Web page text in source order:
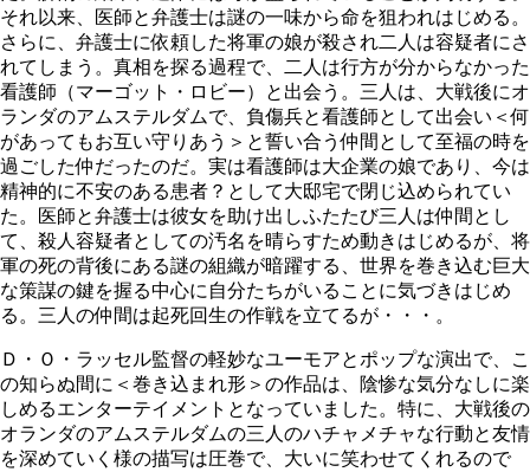
それ以来、医師と弁護士は謎の一味から命を狙われはじめる。
さらに、弁護士に依頼した将軍の娘が殺され二人は容疑者にさ
れてしまう。真相を探る過程で、二人は行方が分からなかった
看護師（マーゴット・ロビー）と出会う。三人は、大戦後にオ
ランダのアムステルダムで、負傷兵と看護師として出会い＜何
があってもお互い守りあう＞と誓い合う仲間として至福の時を
過ごした仲だったのだ。実は看護師は大企業の娘であり、今は
精神的に不安のある患者？として大邸宅で閉じ込められてい
た。医師と弁護士は彼女を助け出しふたたび三人は仲間とし
て、殺人容疑者としての汚名を晴らすため動きはじめるが、将
軍の死の背後にある謎の組織が暗躍する、世界を巻き込む巨大
な策謀の鍵を握る中心に自分たちがいることに気づきはじめ
る。三人の仲間は起死回生の作戦を立てるが・・・。
Ｄ・Ｏ・ラッセル監督の軽妙なユーモアとポップな演出で、こ
の知らぬ間に＜巻き込まれ形＞の作品は、陰惨な気分なしに楽
しめるエンターテイメントとなっていました。特に、大戦後の
オランダのアムステルダムの三人のハチャメチャな行動と友情
を深めていく様の描写は圧巻で、大いに笑わせてくれるので